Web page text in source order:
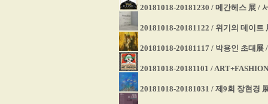
20181018-20181230 / 메간헤스 展 /
20181018-20181122 / 위기의 데이트
20181018-20181117 / 박용인 초대展
20181018-20181101 /
20181018-20181031 / 제9회 장현경